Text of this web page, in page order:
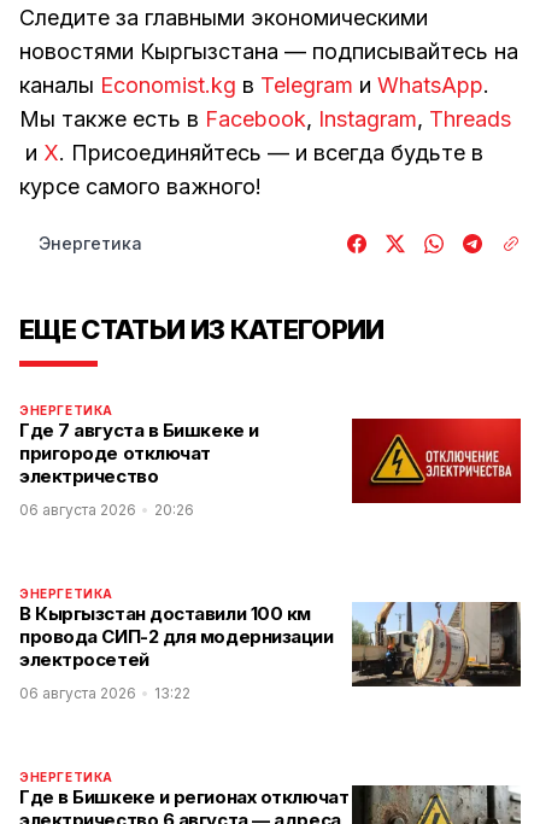
Следите за главными экономическими
новостями Кыргызстана — подписывайтесь на
каналы Economist.kg в Telegram и WhatsApp.
Мы также есть в Facebook, Instagram, Threads
и Х. Присоединяйтесь — и всегда будьте в
курсе самого важного!
Энергетика
ЕЩЕ СТАТЬИ ИЗ КАТЕГОРИИ
ЭНЕРГЕТИКА
Где 7 августа в Бишкеке и
пригороде отключат
электричество
06 августа 2026 20:26
ЭНЕРГЕТИКА
В Кыргызстан доставили 100 км
провода СИП-2 для модернизации
электросетей
06 августа 2026 13:22
ЭНЕРГЕТИКА
Где в Бишкеке и регионах отключат